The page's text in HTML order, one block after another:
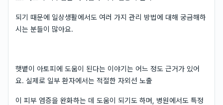
되기 때문에 일상생활에서도 여러 가지 관리 방법에 대해 궁금해하
시는 분들이 많아요.
햇볕이 아토피에 도움이 된다는 이야기는 어느 정도 근거가 있어
요. 실제로 일부 환자에서는 적절한 자외선 노출
이 피부 염증을 완화하는 데 도움이 되기도 하며, 병원에서도 특정